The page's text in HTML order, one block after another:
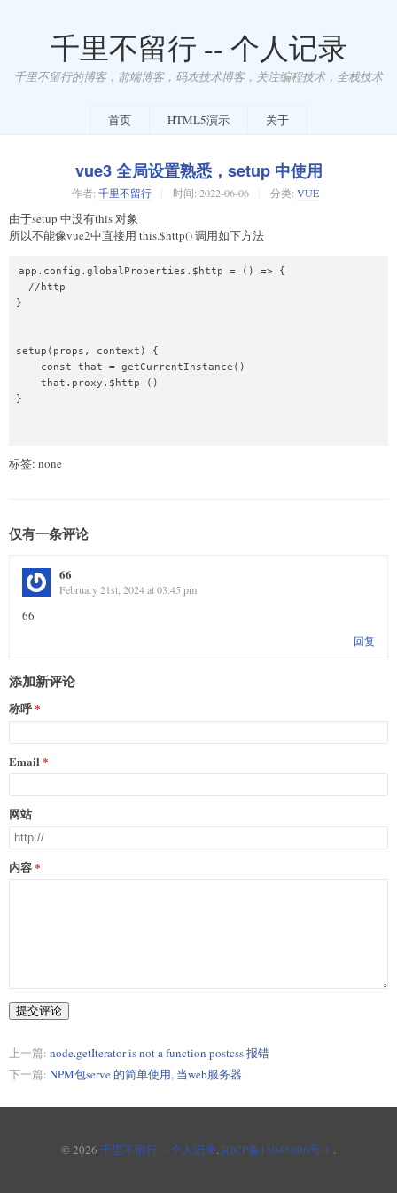
千里不留行 -- 个人记录
千里不留行的博客，前端博客，码农技术博客，关注编程技术，全栈技术
首页 HTML5演示 关于
vue3 全局设置熟悉，setup 中使用
作者: 千里不留行 时间: 2022-06-06 分类: VUE
由于setup 中没有this 对象
所以不能像vue2中直接用 this.$http() 调用如下方法
app.config.globalProperties.$http = () => {
  //http
}
setup(props, context) {
    const that = getCurrentInstance()
    that.proxy.$http ()
}
标签: none
仅有一条评论
66
February 21st, 2024 at 03:45 pm
66
回复
添加新评论
称呼
Email
网站
内容
提交评论
上一篇: node.getIterator is not a function postcss 报错
下一篇: NPM包serve 的简单使用, 当web服务器
© 2026 千里不留行 -- 个人记录.京ICP备15045606号-1 .